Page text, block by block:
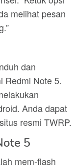
melihat pesan
dan
Redmi Note 5.
Anda dapat
resmi TWRP.
5
mem-flash